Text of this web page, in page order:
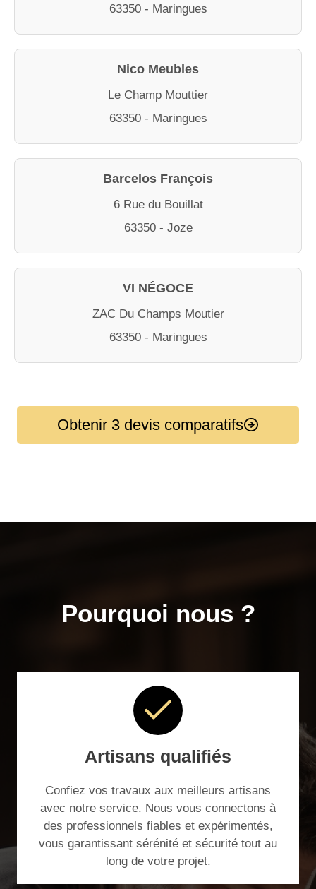
63350 - Maringues
Nico Meubles
Le Champ Mouttier
63350 - Maringues
Barcelos François
6 Rue du Bouillat
63350 - Joze
VI NÉGOCE
ZAC Du Champs Moutier
63350 - Maringues
Obtenir 3 devis comparatifs
Pourquoi nous ?
Artisans qualifiés
Confiez vos travaux aux meilleurs artisans
avec notre service. Nous vous connectons à
des professionnels fiables et expérimentés,
vous garantissant sérénité et sécurité tout au
long de votre projet.